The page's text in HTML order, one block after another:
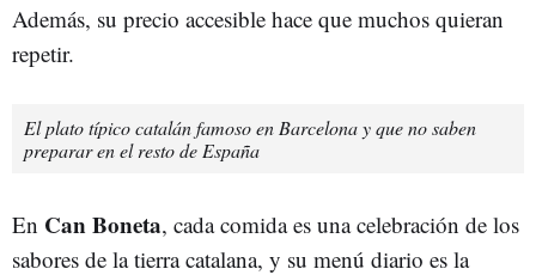
Además, su precio accesible hace que muchos quieran
repetir.
El plato típico catalán famoso en Barcelona y que no saben
preparar en el resto de España
En Can Boneta, cada comida es una celebración de los
sabores de la tierra catalana, y su menú diario es la